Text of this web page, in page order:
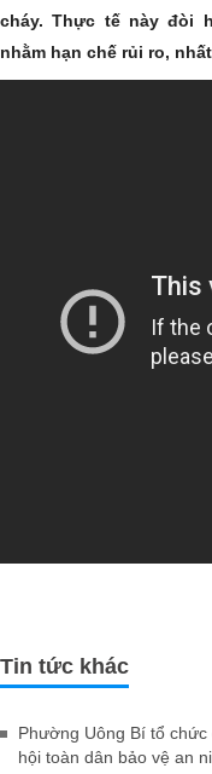
cháy. Thực tế này đòi
nhằm hạn chế rủi ro,
Tin tức khác
Phường Uông Bí tổ
hội toàn dân bảo vệ an